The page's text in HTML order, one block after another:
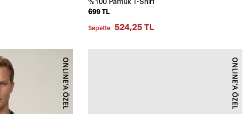
699 TL
Sepette 524,25 TL